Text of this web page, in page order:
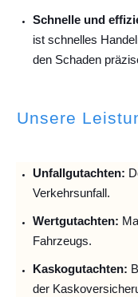
Schnelle und
ist schnelles
den Schaden
Unsere
Unfallgutachten:
Verkehrsunfall.
Wertgutachten:
Fahrzeugs.
Kaskogutachten:
der